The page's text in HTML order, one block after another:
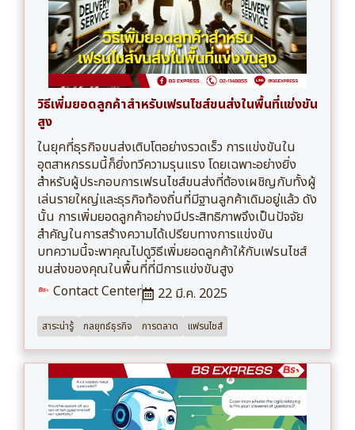
วิธีเพิ่มยอดลูกค้าสำหรับเฟรนไชส์ขนส่งในพื้นที่แข่งขัน
สูง
ในยุคที่ธุรกิจขนส่งเติบโตอย่างรวดเร็ว การแข่งขันใน
อุตสาหกรรมนี้ก็ยิ่งทวีความรุนแรง โดยเฉพาะอย่างยิ่ง
สำหรับผู้ประกอบการเฟรนไชส์ขนส่งที่ต้องเผชิญกับทั้งผู้
เล่นรายใหญ่และธุรกิจท้องถิ่นที่มีฐานลูกค้าเดิมอยู่แล้ว ดัง
นั้น การเพิ่มยอดลูกค้าอย่างมีประสิทธิภาพจึงเป็นปัจจัย
สำคัญในการสร้างความได้เปรียบทางการแข่งขัน
บทความนี้จะพาคุณไปดูวิธีเพิ่มยอดลูกค้าให้กับเฟรนไชส์
ขนส่งของคุณในพื้นที่ที่มีการแข่งขันสูง
Contact Center
22 มี.ค. 2025
สาระน่ารู้ กลยุทธ์ธุรกิจ การตลาด แฟรนไชส์